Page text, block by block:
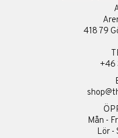
418 79
+46
Mån -
Lör -